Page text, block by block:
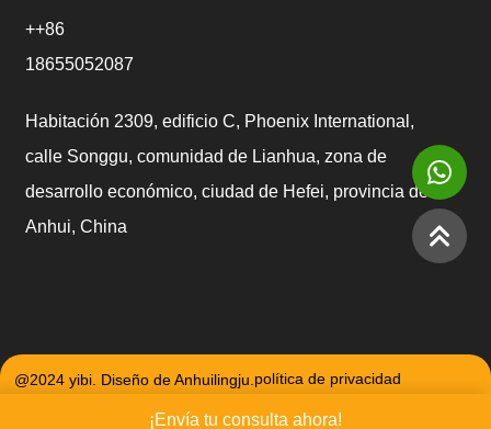
++86
18655052087
Habitación 2309, edificio C, Phoenix International,
calle Songgu, comunidad de Lianhua, zona de
desarrollo económico, ciudad de Hefei, provincia de
Anhui, China
@2024 yibi. Diseño de Anhuilingju.política de privacidad
¡Envía tu consulta ahora!